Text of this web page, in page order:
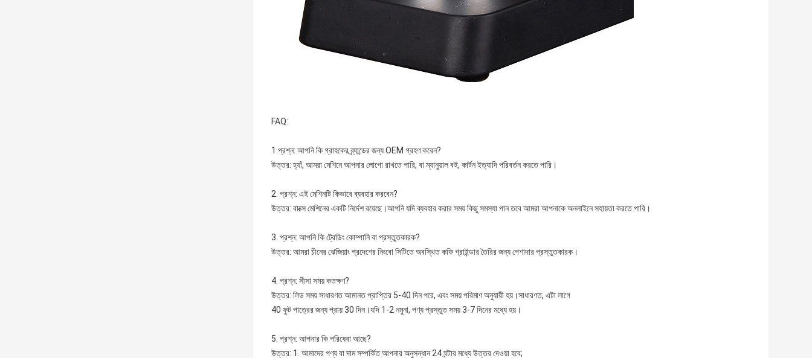
FAQ:
1.প্রশ্ন: আপনি কি গ্রাহকের ব্র্যান্ডের জন্য OEM গ্রহণ করেন?
উত্তর: হ্যাঁ, আমরা মেশিনে আপনার লোগো রাখতে পারি, বা ম্যানুয়াল বই, কার্টন ইত্যাদি পরিবর্তন করতে পারি।
2. প্রশ্ন: এই মেশিনটি কিভাবে ব্যবহার করবেন?
উত্তর: বাক্সে মেশিনের একটি নির্দেশ রয়েছে।আপনি যদি ব্যবহার করার সময় কিছু সমস্যা পান তবে আমরা আপনাকে অনলাইনে সহায়তা করতে পারি।
3. প্রশ্ন: আপনি কি ট্রেডিং কোম্পানি বা প্রস্তুতকারক?
উত্তর: আমরা চীনের ঝেজিয়াং প্রদেশের নিংবো সিটিতে অবস্থিত কফি গ্রাইন্ডার তৈরির জন্য পেশাদার প্রস্তুতকারক।
4. প্রশ্ন: সীসা সময় কতক্ষণ?
উত্তর: লিড সময় সাধারণত আমানত প্রাপ্তির 5-40 দিন পরে, এবং সময় পরিমাণ অনুযায়ী হয়।সাধারণত, এটা লাগে
40 ফুট পাত্রের জন্য প্রায় 30 দিন।যদি 1-2 নমুনা, পণ্য প্রস্তুত সময় 3-7 দিনের মধ্যে হয়।
5. প্রশ্ন: আপনার কি পরিষেবা আছে?
উত্তর: 1. আমাদের পণ্য বা দাম সম্পর্কিত আপনার অনুসন্ধান 24 ঘন্টার মধ্যে উত্তর দেওয়া হবে;